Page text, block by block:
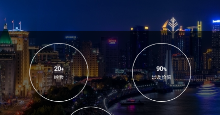
20+
经验
90%
涉及价值